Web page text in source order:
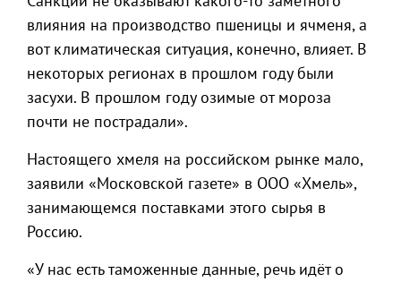
влияния на производство пшеницы и ячменя, а
вот климатическая ситуация, конечно, влияет. В
некоторых регионах в прошлом году были
засухи. В прошлом году озимые от мороза
почти не пострадали».
Настоящего хмеля на российском рынке мало,
заявили «Московской газете» в ООО «Хмель»,
занимающемся поставками этого сырья в
Россию.
«У нас есть таможенные данные, речь идёт о